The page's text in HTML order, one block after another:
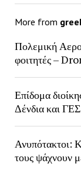
More from
Πολεμική
φοιτητές –
Επίδομα
Δένδια και ΓΕΣ
Ανυπότακτοι:
τους ψάχνουν